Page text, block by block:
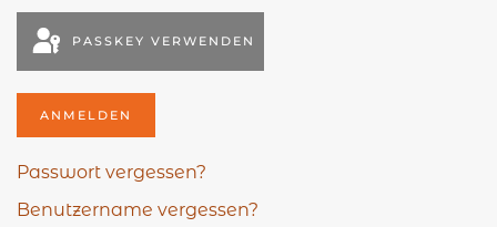
PASSKEY VERWENDEN
ANMELDEN
Passwort vergessen?
Benutzername vergessen?